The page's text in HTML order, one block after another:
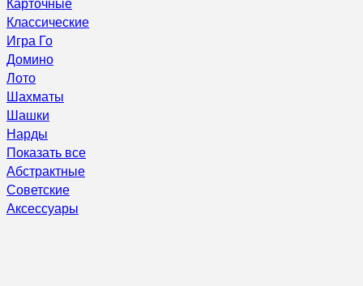
Классические
Игра Го
Домино
Лото
Шахматы
Шашки
Нарды
Показать все
Абстрактные
Советские
Аксессуары